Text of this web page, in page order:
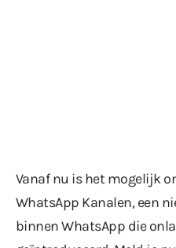
Vanaf nu is het mogelijk
WhatsApp Kanalen, een
binnen WhatsApp die